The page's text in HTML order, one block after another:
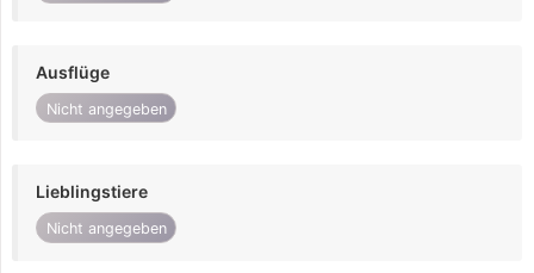
Ausflüge
Nicht angegeben
Lieblingstiere
Nicht angegeben